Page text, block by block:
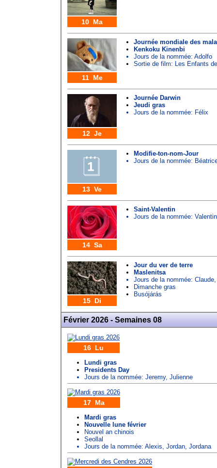
10 Ma
11 Me
Journée mondiale des
Kenkoku Kinenbi
Jours de la nommée: Adolfo
Sortie de film: Les Enfants
12 Je
Journée Darwin
Jeudi gras
Jours de la nommée: Félix
13 Ve
Modifie-ton-nom-Jour
Jours de la nommée:
14 Sa
Saint-Valentin
Jours de la nommée: Valentin
15 Di
Jour du ver de terre
Maslenitsa
Jours de la nommée: Claude
Dimanche gras
Busójárás
Février 2026 - Semaines 08
16 Lu
Lundi gras
Presidents Day
Jours de la nommée: Jeremy, Julienne
17 Ma
Mardi gras
Nouvelle lune février
Nouvel an chinois
Seollal
Jours de la nommée: Alexis, Jordan, Jordana